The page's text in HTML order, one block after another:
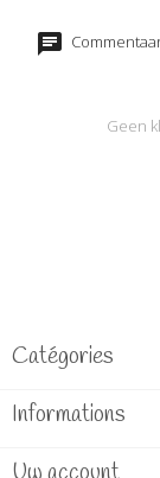
Geen
Catégories
Informations